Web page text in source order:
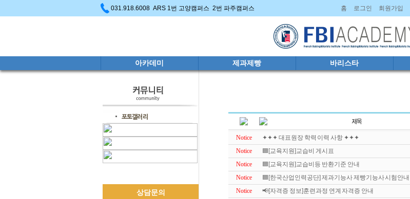
031.918.6008 ARS 1번 고양캠퍼스 2번 파주캠퍼스 홈 로그인 회원가입
아카데미 제과제빵 바리스타
상담문의
Notice ✦✦✦ 대표원장 학력 이력 사항 ✦✦✦
Notice
🟦[교육지원]교습비 게시표
Notice
🟦[교육지원]교습비등 반환기준 안내
Notice
🟦[한국산업인력공단] 제과기능사 제빵기능사 시험안내
Notice
📢[자격증 정보]훈련과정 연계 자격증 안내